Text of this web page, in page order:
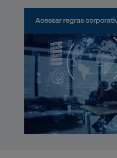
Acessar regras